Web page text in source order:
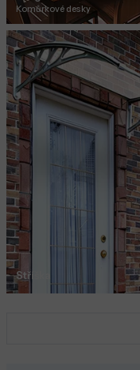
Komůrkové desky
Stříška